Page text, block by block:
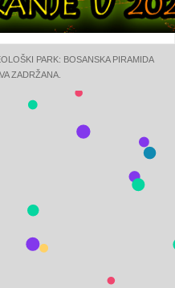
PARK: BOSANSKA PIRAMIDA
ZADRŽANA.